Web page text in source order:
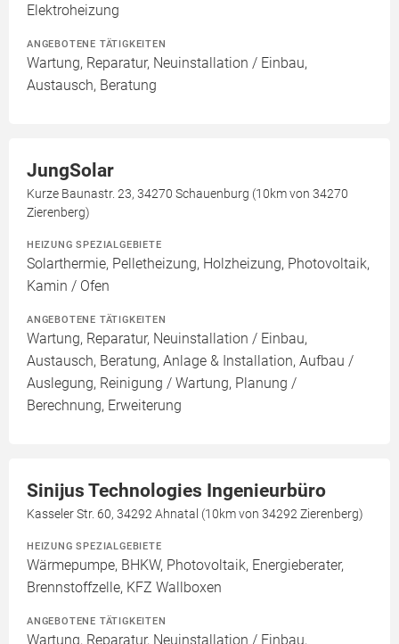
Elektroheizung
ANGEBOTENE TÄTIGKEITEN
Wartung, Reparatur, Neuinstallation / Einbau,
Austausch, Beratung
JungSolar
Kurze Baunastr. 23, 34270 Schauenburg (10km von 34270
Zierenberg)
HEIZUNG SPEZIALGEBIETE
Solarthermie, Pelletheizung, Holzheizung, Photovoltaik,
Kamin / Ofen
ANGEBOTENE TÄTIGKEITEN
Wartung, Reparatur, Neuinstallation / Einbau,
Austausch, Beratung, Anlage & Installation, Aufbau /
Auslegung, Reinigung / Wartung, Planung /
Berechnung, Erweiterung
Sinijus Technologies Ingenieurbüro
Kasseler Str. 60, 34292 Ahnatal (10km von 34292 Zierenberg)
HEIZUNG SPEZIALGEBIETE
Wärmepumpe, BHKW, Photovoltaik, Energieberater,
Brennstoffzelle, KFZ Wallboxen
ANGEBOTENE TÄTIGKEITEN
Wartung, Reparatur, Neuinstallation / Einbau,